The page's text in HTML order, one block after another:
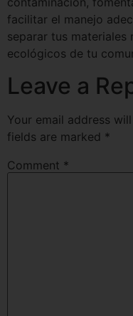
facilitar el manejo
separar tus
ecológicos de tu
Leave a
Your email address
fields are marked *
Comment *